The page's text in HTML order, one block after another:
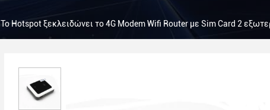
Το Hotspot ξεκλειδώνει το 4G Modem Wifi Router με Sim Card 2